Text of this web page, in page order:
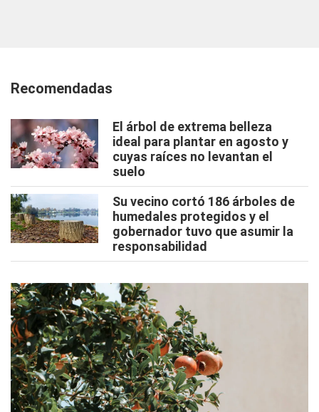
Recomendadas
El árbol de extrema belleza
ideal para plantar en agosto y
cuyas raíces no levantan el
suelo
Su vecino cortó 186 árboles de
humedales protegidos y el
gobernador tuvo que asumir la
responsabilidad